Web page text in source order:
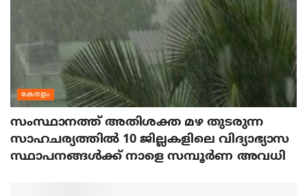
കേരളം
സംസ്ഥാനത്ത് അതിശക്ത മഴ തുടരുന്ന
സാഹചര്യത്തിൽ 10 ജില്ലകളിലെ വിദ്യാഭ്യാസ
സ്ഥാപനങ്ങൾക്ക് നാളെ സമ്പൂർണ അവധി